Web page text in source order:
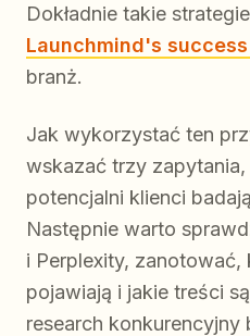
Dokładnie takie
Launchmind's
branż.
Jak wykorzystać ten
wskazać trzy
potencjalni klienci
Następnie warto
i Perplexity, zanotować,
pojawiają i jakie treści
research konkurencyjny